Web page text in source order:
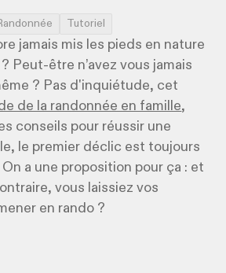
Tutoriel
jamais mis les pieds en nature
Peut-être n’avez vous jamais
? Pas d'inquiétude, cet
de la randonnée en famille,
conseils pour réussir une
le premier déclic est toujours
a une proposition pour ça : et
vous laissiez vos
en rando ?